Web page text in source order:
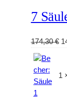
7
174,30€ U
p
1